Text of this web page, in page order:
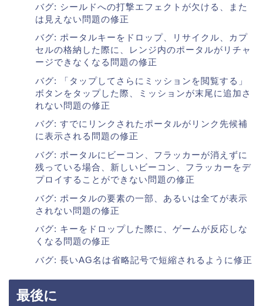
バグ: シールドへの打撃エフェクトが欠ける、また
は見えない問題の修正
バグ: ポータルキーをドロップ、リサイクル、カプ
セルの格納した際に、レンジ内のポータルがリチャ
ージできなくなる問題の修正
バグ: 「タップしてさらにミッションを閲覧する」
ボタンをタップした際、ミッションが末尾に追加さ
れない問題の修正
バグ: すでにリンクされたポータルがリンク先候補
に表示される問題の修正
バグ: ポータルにビーコン、フラッカーが消えずに
残っている場合、新しいビーコン、フラッカーをデ
プロイすることができない問題の修正
バグ: ポータルの要素の一部、あるいは全てが表示
されない問題の修正
バグ: キーをドロップした際に、ゲームが反応しな
くなる問題の修正
バグ: 長いAG名は省略記号で短縮されるように修正
最後に